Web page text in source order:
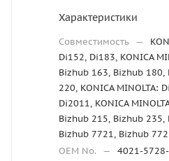
Характеристики
Совместимость —
Di152, Di183, KONICA
Bizhub 163, Bizhub
220, KONICA MINOLTA:
Di2011, KONICA
Bizhub 215, Bizhub 235,
Bizhub 7721, Bizhub
OEM No.
—
4021-